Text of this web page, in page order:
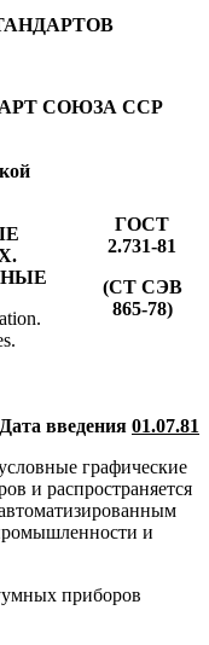
СОЮЗА ССР
ГОСТ
2.731-81
(СТ СЭВ
865-78)
Дата введения 01.07.81
графические
и распространяется
и
приборов